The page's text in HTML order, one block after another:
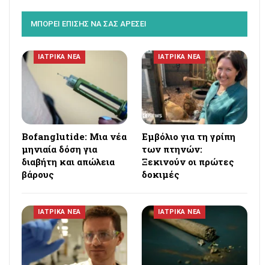
ΜΠΟΡΕΙ ΕΠΙΣΗΣ ΝΑ ΣΑΣ ΑΡΕΣΕΙ
ΙΑΤΡΙΚΑ ΝΕΑ
Bofanglutide: Μια νέα
μηνιαία δόση για
διαβήτη και απώλεια
βάρους
ΙΑΤΡΙΚΑ ΝΕΑ
Εμβόλιο για τη γρίπη
των πτηνών:
Ξεκινούν οι πρώτες
δοκιμές
ΙΑΤΡΙΚΑ ΝΕΑ ΙΑΤΡΙΚΑ ΝΕΑ